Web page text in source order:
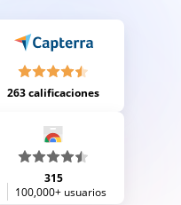
263 calificaciones
315
100,000+ usuarios